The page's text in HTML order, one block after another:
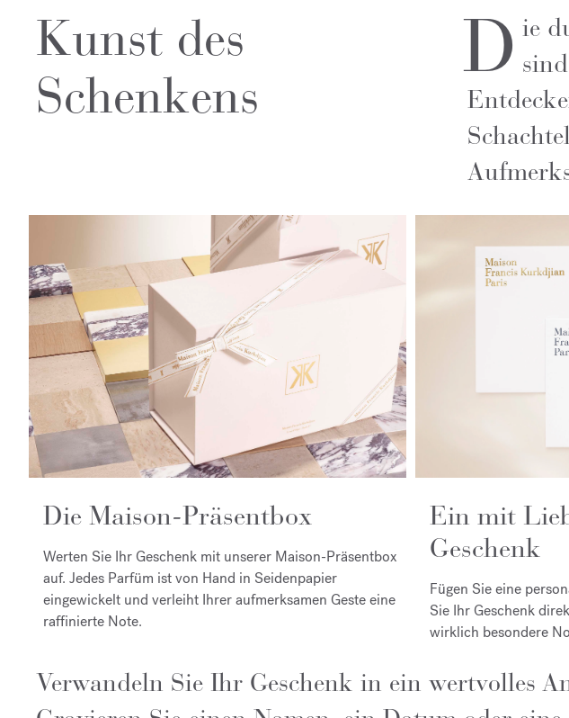
Kunst des
Schenkens
D ie
Die Maison-Präsentbox
Werten Sie Ihr Geschenk mit unserer Maison-Präsentbox
auf. Jedes Parfüm ist von Hand in Seidenpapier
eingewickelt und verleiht Ihrer aufmerksamen Geste eine
raffinierte Note.
Ein mit
Geschenk
Fügen Sie eine
Sie Ihr Geschenk
wirklich besondere
Verwandeln Sie Ihr Geschenk in ein wertvolles